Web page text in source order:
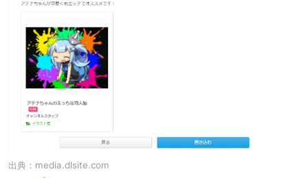
出典： media.dlsite.com